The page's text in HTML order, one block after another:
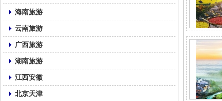
海南旅游
云南旅游
广西旅游
湖南旅游
江西安徽
北京天津